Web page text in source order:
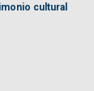
cultural